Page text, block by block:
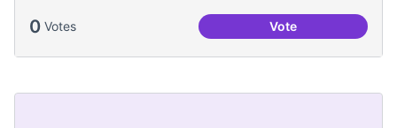
0 Votes VoteCongregació